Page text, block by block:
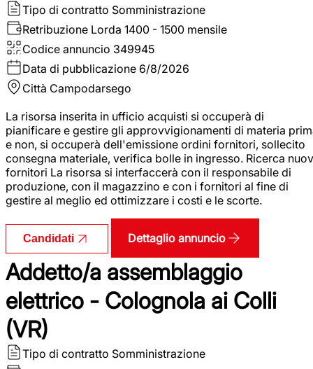
Tipo di contratto Somministrazione
Retribuzione Lorda 1400 - 1500 mensile
Codice annuncio 349945
Data di pubblicazione 6/8/2026
Città Campodarsego
La risorsa inserita in ufficio acquisti si occuperà di
pianificare e gestire gli approvvigionamenti di materia
e non, si occuperà dell'emissione ordini fornitori, sollecito
consegna materiale, verifica bolle in ingresso. Ricerca
fornitori La risorsa si interfaccerà con il responsabile di
produzione, con il magazzino e con i fornitori al fine di
gestire al meglio ed ottimizzare i costi e le scorte.
Candidati Dettaglio annuncio
Addetto/a assemblaggio
elettrico - Colognola ai Colli
(VR)
Tipo di contratto Somministrazione